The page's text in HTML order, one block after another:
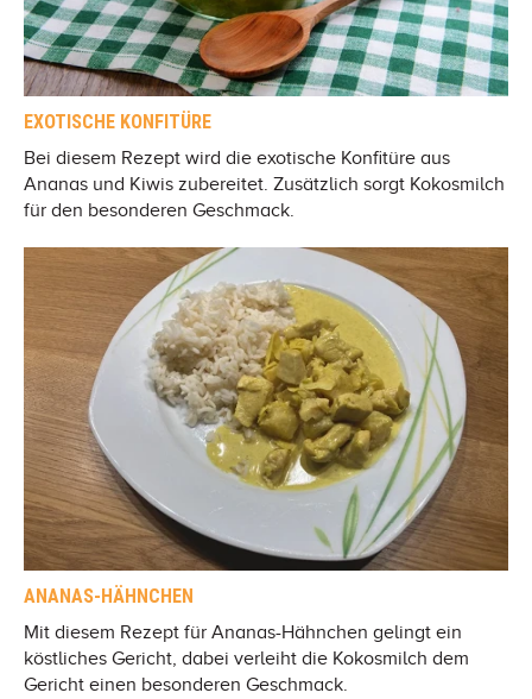
EXOTISCHE KONFITÜRE
Bei diesem Rezept wird die exotische Konfitüre aus
Ananas und Kiwis zubereitet. Zusätzlich sorgt Kokosmilch
für den besonderen Geschmack.
ANANAS-HÄHNCHEN
Mit diesem Rezept für Ananas-Hähnchen gelingt ein
köstliches Gericht, dabei verleiht die Kokosmilch dem
Gericht einen besonderen Geschmack.